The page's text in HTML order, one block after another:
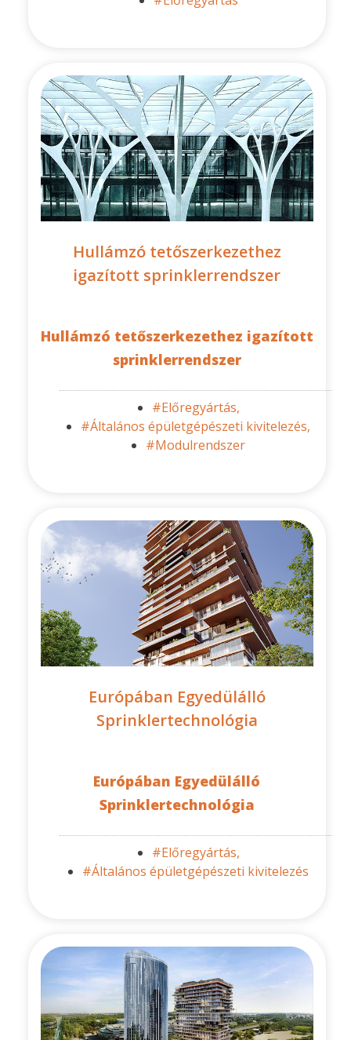
Hullámzó tetőszerkezethez
igazított sprinklerrendszer
Hullámzó tetőszerkezethez igazított
sprinklerrendszer
#Előregyártás,
#Általános épületgépészeti kivitelezés,
#Modulrendszer
Európában Egyedülálló
Sprinklertechnológia
Európában Egyedülálló
Sprinklertechnológia
#Előregyártás,
#Általános épületgépészeti kivitelezés